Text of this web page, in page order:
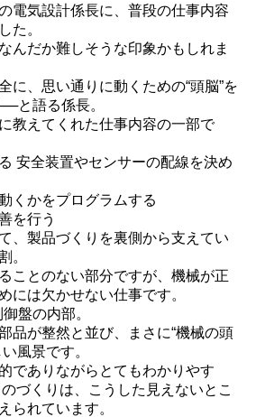
電気設計係長に、普段の仕事内容
た。
んだか難しそうな印象かもしれま
に、思い通りに動くための“頭脳”を
と語る係長。
教えてくれた仕事内容の一部で
安全装置やセンサーの配線を決め
くかをプログラムする
を行う
、製品づくりを裏側から支えてい
。
ことのない部分ですが、機械が正
には欠かせない仕事です。
盤の内部。
品が整然と並び、まさに“機械の頭
風景です。
でありながらとてもわかりやす
づくりは、こうした見えないとこ
られています。